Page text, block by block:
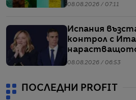
08.08.2026 / 07:11
Испания
контрол с
заради
08.08.2026 / 06:53
ПОСЛЕДНИ PROFIT